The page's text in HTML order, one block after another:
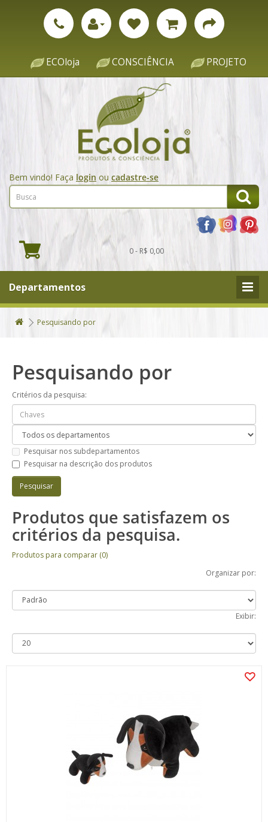
ECOloja CONSCIÊNCIA PROJETO
Bem vindo! Faça login ou cadastre-se
0 - R$ 0,00
Departamentos
Pesquisando por
Pesquisando por
Critérios da pesquisa:
Pesquisar nos subdepartamentos
Pesquisar na descrição dos produtos
Produtos que satisfazem os
critérios da pesquisa.
Produtos para comparar (0)
Organizar por:
Exibir: